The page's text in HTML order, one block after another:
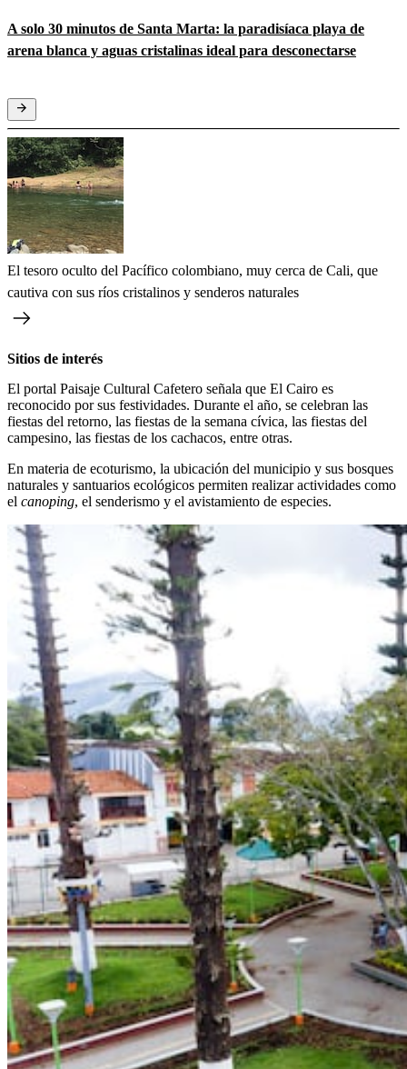
A solo 30 minutos de Santa Marta: la paradisíaca playa de
arena blanca y aguas cristalinas ideal para desconectarse
El tesoro oculto del Pacífico colombiano, muy cerca de Cali, que
cautiva con sus ríos cristalinos y senderos naturales
Sitios de interés
El portal Paisaje Cultural Cafetero señala que El Cairo es
reconocido por sus festividades. Durante el año, se celebran las
fiestas del retorno, las fiestas de la semana cívica, las fiestas del
campesino, las fiestas de los cachacos, entre otras.
En materia de ecoturismo, la ubicación del municipio y sus bosques
naturales y santuarios ecológicos permiten realizar actividades como
el canoping, el senderismo y el avistamiento de especies.